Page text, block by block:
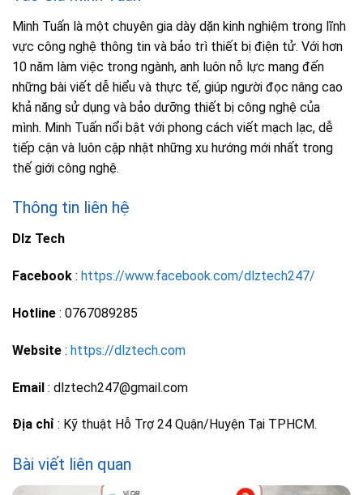
Minh Tuấn là một chuyên gia dày dặn kinh nghiệm trong lĩnh
vực công nghệ thông tin và bảo trì thiết bị điện tử. Với hơn
10 năm làm việc trong ngành, anh luôn nỗ lực mang đến
những bài viết dễ hiểu và thực tế, giúp người đọc nâng cao
khả năng sử dụng và bảo dưỡng thiết bị công nghệ của
mình. Minh Tuấn nổi bật với phong cách viết mạch lạc, dễ
tiếp cận và luôn cập nhật những xu hướng mới nhất trong
thế giới công nghệ.
Thông tin liên hệ
Dlz Tech
Facebook : https://www.facebook.com/dlztech247/
Hotline : 0767089285
Website : https://dlztech.com
Email : dlztech247@gmail.com
Địa chỉ : Kỹ thuật Hỗ Trợ 24 Quận/Huyện Tại TPHCM.
Bài viết liên quan